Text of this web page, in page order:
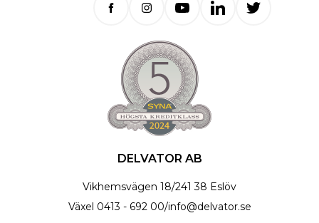
DELVATOR AB
Vikhemsvägen 18/241 38 Eslöv
Växel 0413 - 692 00/info@delvator.se